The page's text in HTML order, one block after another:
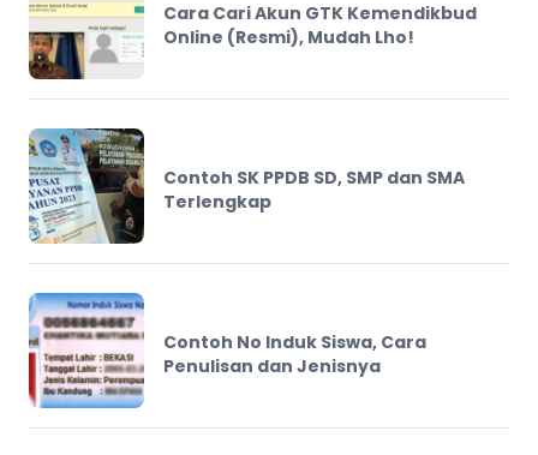
Cara Cari Akun GTK Kemendikbud
Online (Resmi), Mudah Lho!
Contoh SK PPDB SD, SMP dan SMA
Terlengkap
Contoh No Induk Siswa, Cara
Penulisan dan Jenisnya